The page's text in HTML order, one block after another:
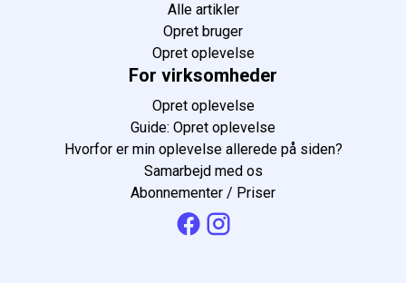
Alle artikler
Opret bruger
Opret oplevelse
For virksomheder
Opret oplevelse
Guide: Opret oplevelse
Hvorfor er min oplevelse allerede på siden?
Samarbejd med os
Abonnementer / Priser